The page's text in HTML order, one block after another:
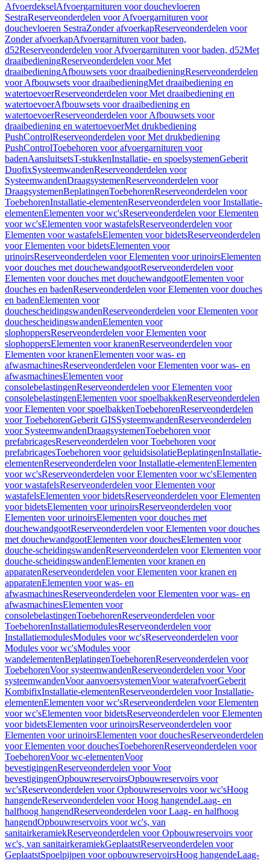
AfvoerdekselAfvoergarnituren voor douchevloeren
SestraReserveonderdelen voor Afvoergarnituren voor
douchevloeren SestraZonder afvoerkapReserveonderdelen voor
Zonder afvoerkapAfvoergarnituren voor baden,
d52Reserveonderdelen voor Afvoergarnituren voor baden, d52Met
draaibedieningReserveonderdelen voor Met
draaibedieningAfbouwsets voor draaibedieningReserveonderdelen
voor Afbouwsets voor draaibedieningMet draaibediening en
watertoevoerReserveonderdelen voor Met draaibediening en
watertoevoerAfbouwsets voor draaibediening en
watertoevoerReserveonderdelen voor Afbouwsets voor
draaibediening en watertoevoerMet drukbediening
PushControlReserveonderdelen voor Met drukbediening
PushControlToebehoren voor afvoergarnituren voor
badenAansluitsetsT-stukkenInstallatie- en spoelsystemenGeberit
DuofixSysteemwandenReserveonderdelen voor
SysteemwandenDraagsystemenReserveonderdelen voor
DraagsystemenBeplatingenToebehorenReserveonderdelen voor
ToebehorenInstallatie-elementenReserveonderdelen voor Installatie-
elementenElementen voor wc'sReserveonderdelen voor Elementen
voor wc'sElementen voor wastafelsReserveonderdelen voor
Elementen voor wastafelsElementen voor bidetsReserveonderdelen
voor Elementen voor bidetsElementen voor
urinoirsReserveonderdelen voor Elementen voor urinoirsElementen
voor douches met douchewandgootReserveonderdelen voor
Elementen voor douches met douchewandgootElementen voor
douches en badenReserveonderdelen voor Elementen voor douches
en badenElementen voor
douchescheidingswandenReserveonderdelen voor Elementen voor
douchescheidingswandenElementen voor
slophoppersReserveonderdelen voor Elementen voor
slophoppersElementen voor kranenReserveonderdelen voor
Elementen voor kranenElementen voor was- en
afwasmachinesReserveonderdelen voor Elementen voor was- en
afwasmachinesElementen voor
consolebelastingenReserveonderdelen voor Elementen voor
consolebelastingenElementen voor spoelbakkenReserveonderdelen
voor Elementen voor spoelbakkenToebehorenReserveonderdelen
voor ToebehorenGeberit GISSysteemwandenReserveonderdelen
voor SysteemwandenDraagsystemenToebehoren voor
prefabricagesReserveonderdelen voor Toebehoren voor
prefabricagesToebehoren voor geluidsisolatieBeplatingenInstallatie-
elementenReserveonderdelen voor Installatie-elementenElementen
voor wc'sReserveonderdelen voor Elementen voor wc'sElementen
voor wastafelsReserveonderdelen voor Elementen voor
wastafelsElementen voor bidetsReserveonderdelen voor Elementen
voor bidetsElementen voor urinoirsReserveonderdelen voor
Elementen voor urinoirsElementen voor douches met
douchewandgootReserveonderdelen voor Elementen voor douches
met douchewandgootElementen voor douchesElementen voor
douche-scheidingswandenReserveonderdelen voor Elementen voor
douche-scheidingswandenElementen voor kranen en
apparatenReserveonderdelen voor Elementen voor kranen en
apparatenElementen voor was- en
afwasmachinesReserveonderdelen voor Elementen voor was- en
afwasmachinesElementen voor
consolebelastingenToebehorenReserveonderdelen voor
ToebehorenInstallatiemodulesReserveonderdelen voor
InstallatiemodulesModules voor wc'sReserveonderdelen voor
Modules voor wc'sModules voor
wandelementenBeplatingenToebehorenReserveonderdelen voor
ToebehorenVoor systeemwandenReserveonderdelen voor Voor
systeemwandenVoor aanvoersystemenVoor waterafvoerGeberit
KombifixInstallatie-elementenReserveonderdelen voor Installatie-
elementenElementen voor wc'sReserveonderdelen voor Elementen
voor wc'sElementen voor bidetsReserveonderdelen voor Elementen
voor bidetsElementen voor urinoirsReserveonderdelen voor
Elementen voor urinoirsElementen voor douchesReserveonderdelen
voor Elementen voor douchesToebehorenReserveonderdelen voor
ToebehorenVoor wc-elementenVoor
bevestigingenReserveonderdelen voor Voor
bevestigingenOpbouwreservoirsOpbouwreservoirs voor
wc'sReserveonderdelen voor Opbouwreservoirs voor wc'sHoog
hangendeReserveonderdelen voor Hoog hangendeLaag- en
halfhoog hangendReserveonderdelen voor Laag- en halfhoog
hangendOpbouwreservoirs voor wc's, van
sanitairkeramiekReserveonderdelen voor Opbouwreservoirs voor
wc's, van sanitairkeramiekGeplaatstReserveonderdelen voor
GeplaatstSpoelpijpen voor opbouwreservoirsHoog hangendeLaag-